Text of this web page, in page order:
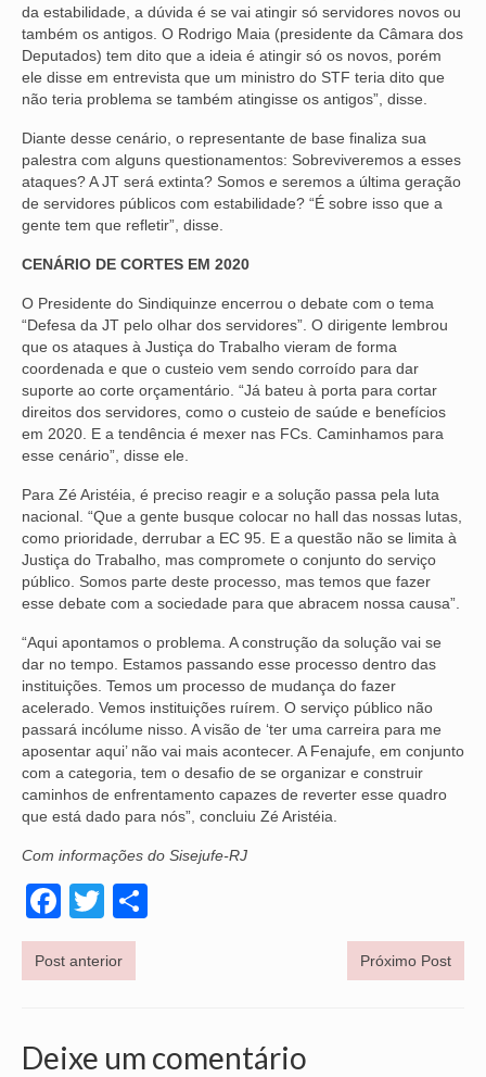
da estabilidade, a dúvida é se vai atingir só servidores novos ou
também os antigos. O Rodrigo Maia (presidente da Câmara dos
Deputados) tem dito que a ideia é atingir só os novos, porém
ele disse em entrevista que um ministro do STF teria dito que
não teria problema se também atingisse os antigos”, disse.
Diante desse cenário, o representante de base finaliza sua
palestra com alguns questionamentos: Sobreviveremos a esses
ataques? A JT será extinta? Somos e seremos a última geração
de servidores públicos com estabilidade? “É sobre isso que a
gente tem que refletir”, disse.
CENÁRIO DE CORTES EM 2020
O Presidente do Sindiquinze encerrou o debate com o tema
“Defesa da JT pelo olhar dos servidores”. O dirigente lembrou
que os ataques à Justiça do Trabalho vieram de forma
coordenada e que o custeio vem sendo corroído para dar
suporte ao corte orçamentário. “Já bateu à porta para cortar
direitos dos servidores, como o custeio de saúde e benefícios
em 2020. E a tendência é mexer nas FCs. Caminhamos para
esse cenário”, disse ele.
Para Zé Aristéia, é preciso reagir e a solução passa pela luta
nacional. “Que a gente busque colocar no hall das nossas lutas,
como prioridade, derrubar a EC 95. E a questão não se limita à
Justiça do Trabalho, mas compromete o conjunto do serviço
público. Somos parte deste processo, mas temos que fazer
esse debate com a sociedade para que abracem nossa causa”.
“Aqui apontamos o problema. A construção da solução vai se
dar no tempo. Estamos passando esse processo dentro das
instituições. Temos um processo de mudança do fazer
acelerado. Vemos instituições ruírem. O serviço público não
passará incólume nisso. A visão de ‘ter uma carreira para me
aposentar aqui’ não vai mais acontecer. A Fenajufe, em conjunto
com a categoria, tem o desafio de se organizar e construir
caminhos de enfrentamento capazes de reverter esse quadro
que está dado para nós”, concluiu Zé Aristéia.
Com informações do Sisejufe-RJ
Facebook
Twitter
Post anterior Próximo Post
Deixe um comentário